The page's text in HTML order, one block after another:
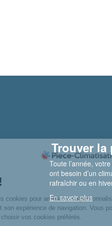
Trouver
Toute l’année,
ont besoin d’un
rafraîchir ou en
En savoir plus